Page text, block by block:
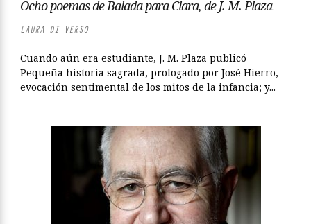
Ocho poemas de Balada para Clara, de J. M. Plaza
LAURA DI VERSO
Cuando aún era estudiante, J. M. Plaza publicó
Pequeña historia sagrada, prologado por José Hierro,
evocación sentimental de los mitos de la infancia; y...